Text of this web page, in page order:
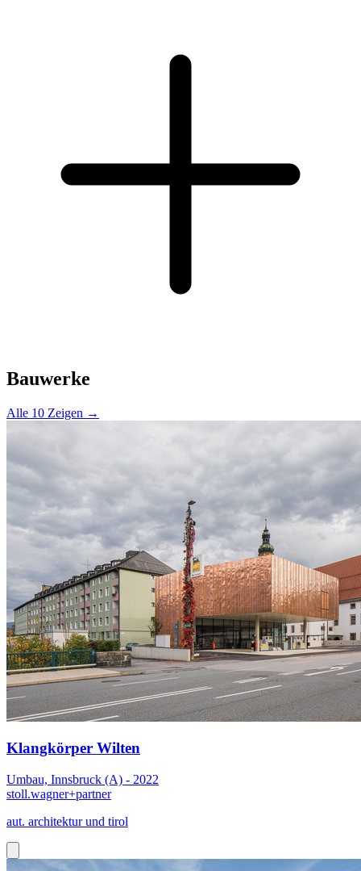
Bauwerke
Alle 10 Zeigen →
Klangkörper Wilten
Umbau, Innsbruck (A) - 2022
stoll.wagner+partner
aut. architektur und tirol